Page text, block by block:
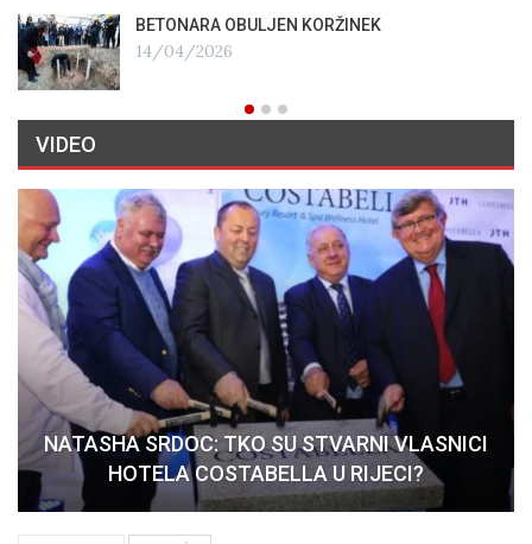
BETONARA OBULJEN KORŽINEK
14/04/2026
VIDEO
NATASHA SRDOC: TKO SU STVARNI VLASNICI
HOTELA COSTABELLA U RIJECI?